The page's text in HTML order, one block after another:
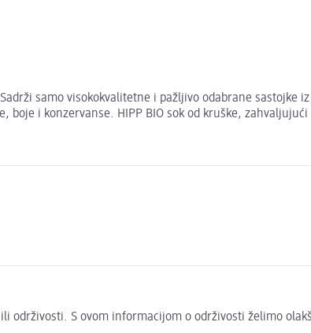
samo visokokvalitetne i pažljivo odabrane
boje i konzervanse. HIPP BIO sok od kruške,
održivosti. S ovom informacijom o održivosti želimo